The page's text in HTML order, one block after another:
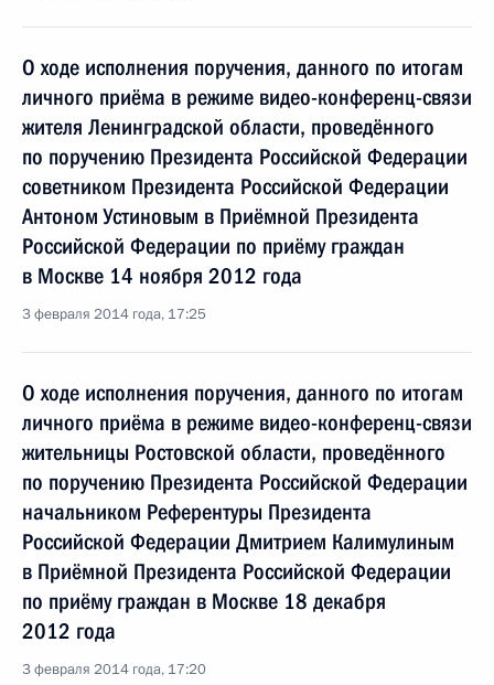
О ходе исполнения поручения, данного по итогам
личного приёма в режиме видео-конференц-связи
жителя Ленинградской области, проведённого
по поручению Президента Российской Федерации
советником Президента Российской Федерации
Антоном Устиновым в Приёмной Президента
Российской Федерации по приёму граждан
в Москве 14 ноября 2012 года
3 февраля 2014 года, 17:25
О ходе исполнения поручения, данного по итогам
личного приёма в режиме видео-конференц-связи
жительницы Ростовской области, проведённого
по поручению Президента Российской Федерации
начальником Референтуры Президента
Российской Федерации Дмитрием Калимулиным
в Приёмной Президента Российской Федерации
по приёму граждан в Москве 18 декабря
2012 года
3 февраля 2014 года, 17:20